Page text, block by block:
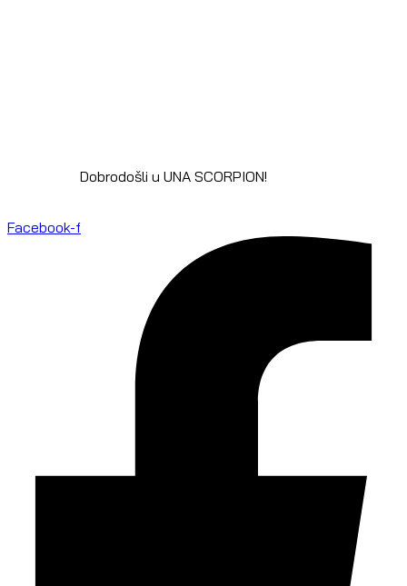
Dobrodošli u UNA SCORPION!
Facebook-f